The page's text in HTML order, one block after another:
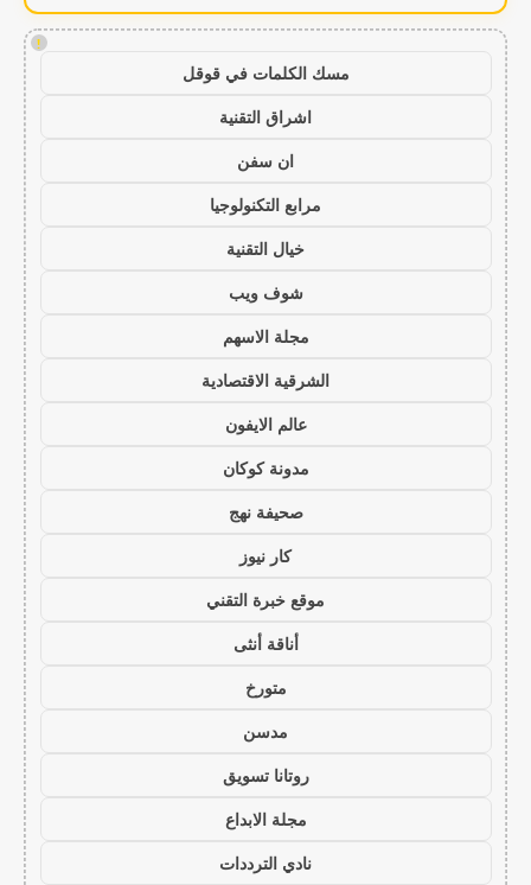
!
مسك الكلمات في قوقل
اشراق التقنية
ان سفن
مرابع التكنولوجيا
خيال التقنية
شوف ويب
مجلة الاسهم
الشرقية الاقتصادية
عالم الايفون
مدونة كوكان
صحيفة نهج
كار نيوز
موقع خبرة التقني
أناقة أنثى
متورخ
مدسن
روتانا تسويق
مجلة الابداع
نادي الترددات